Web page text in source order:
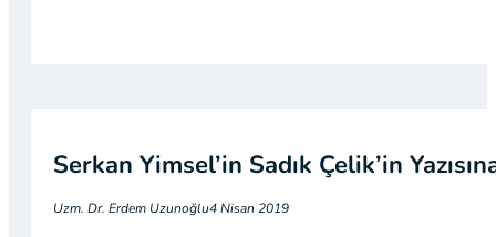
Serkan Yimsel’in Sadık Çelik’in
Uzm. Dr. Erdem Uzunoğlu4 Nisan 2019